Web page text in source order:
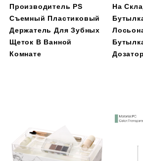
Производитель PS
Съемный Пластиковый
Держатель Для Зубных
Щеток В Ванной
Комнате
На